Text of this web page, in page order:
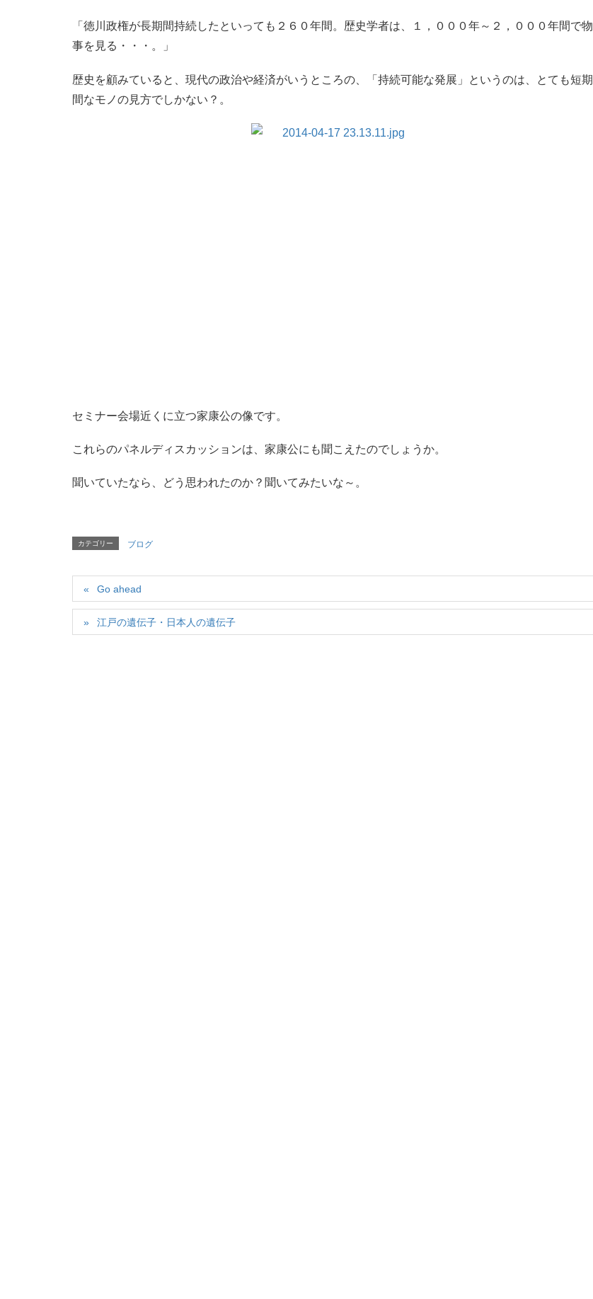
「徳川政権が長期間持続したといっても２６０年間。歴史学者は、１，０００年～２，０００年間で物
事を見る・・・。」
歴史を顧みていると、現代の政治や経済がいうところの、「持続可能な発展」というのは、とても短期
間なモノの見方でしかない？。
セミナー会場近くに立つ家康公の像です。
これらのパネルディスカッションは、家康公にも聞こえたのでしょうか。
聞いていたなら、どう思われたのか？聞いてみたいな～。
カテゴリー ブログ
Go ahead
江戸の遺伝子・日本人の遺伝子